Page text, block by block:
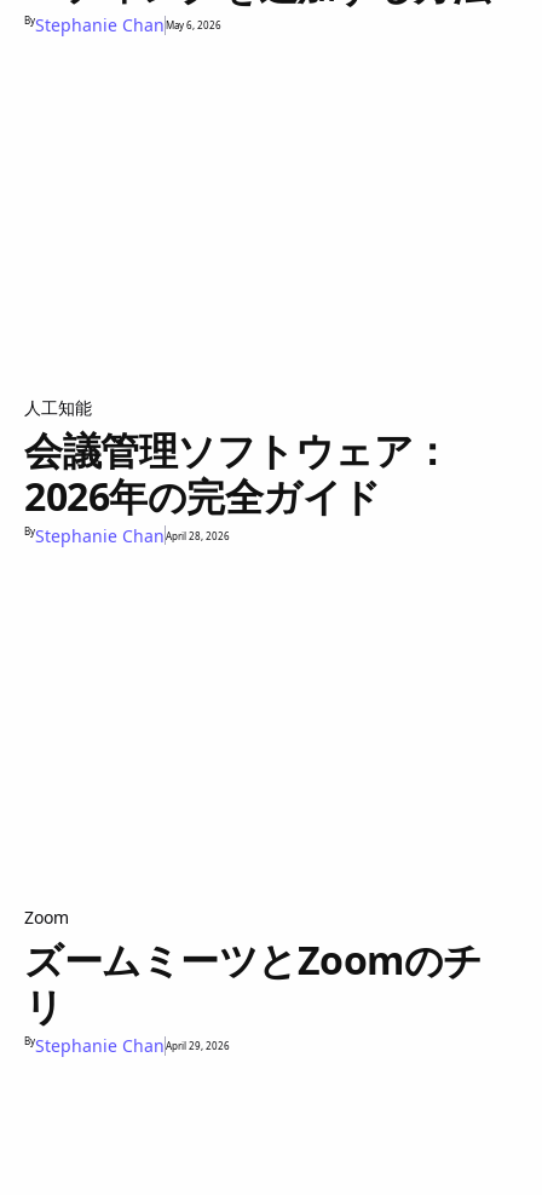
ByStephanie ChanMay 6, 2026
人工知能
会議管理ソフトウェア：
2026年の完全ガイド
ByStephanie ChanApril 28, 2026
Zoom
ズームミーツとZoomのチ
リ
ByStephanie ChanApril 29, 2026